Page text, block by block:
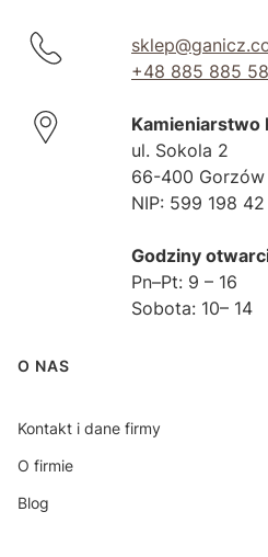
+48 885 885
Kamieniarstwo
ul. Sokola 2
66-400
NIP: 599 198
Godziny
Pn–Pt: 9 – 16
Sobota: 10– 14
Linki w stopce
O NAS
Kontakt i dane firmy
O firmie
Blog